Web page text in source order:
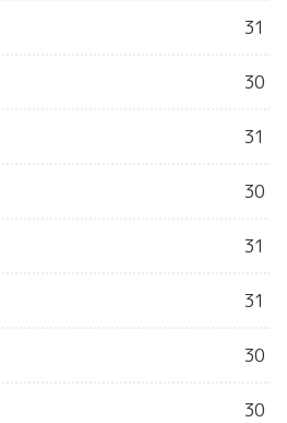
31
30
31
30
31
31
30
30